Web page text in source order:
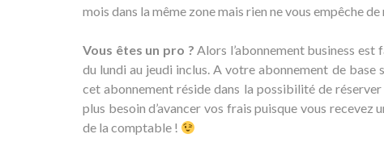
mois dans la même zone mais rien ne vous empêche
Vous êtes un pro ? Alors l’abonnement business est
du lundi au jeudi inclus. A votre abonnement de base
cet abonnement réside dans la possibilité de réserver
plus besoin d’avancer vos frais puisque vous
de la comptable !